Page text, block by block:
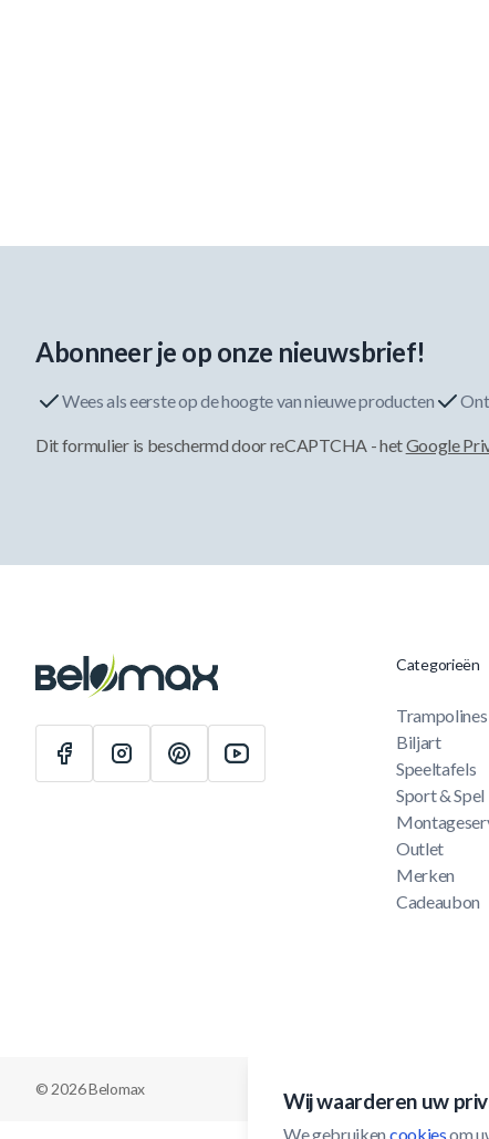
Wij waarderen uw
We gebruiken cookies om
Abonneer je op onze nieuwsbrief!
Wees als eerste op de hoogte van nieuwe producten
Dit formulier is beschermd door reCAPTCHA - hetGoogle
Categorieën
Trampolines
Biljart
Speeltafels
Sport & Spel
Outlet
Merken
Cadeaubon
© 2026 Belomax